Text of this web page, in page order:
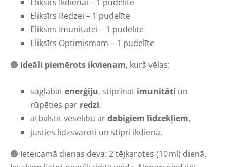
Eliksīrs Redzei – 1 pudelīte
Eliksīrs Imunitātei – 1 pudelīte
Eliksīrs Optimismam – 1 pudelīte
🟢 Ideāli piemērots ikvienam, kurš vēlas:
saglabātenerģiju, stiprināt imunitāti un
rūpēties par redzi,
atbalstīt veselību ardabīgiem līdzekļiem,
justies līdzsvaroti un stipri ikdienā.
🟢 Ieteicamā dienas deva: 2 tējkarotes (10 ml) dienā.